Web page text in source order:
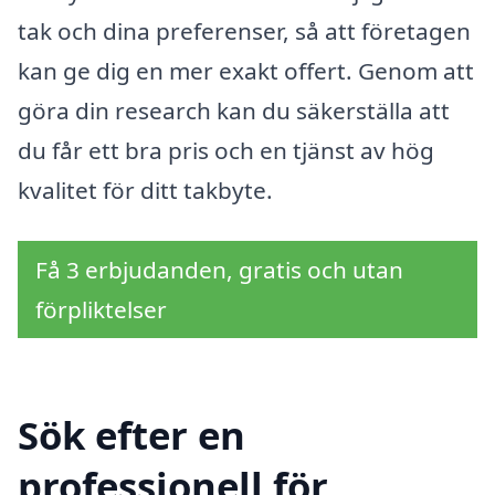
tak och dina preferenser, så att företagen
kan ge dig en mer exakt offert. Genom att
göra din research kan du säkerställa att
du får ett bra pris och en tjänst av hög
kvalitet för ditt takbyte.
Få 3 erbjudanden, gratis och utan
förpliktelser
Sök efter en